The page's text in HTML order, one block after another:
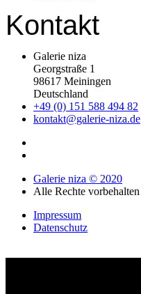
Kontakt
Galerie niza
Georgstraße 1
98617 Meiningen
Deutschland
+49 (0) 151 588 494 82
kontakt@galerie-niza.de
Galerie niza © 2020
Alle Rechte vorbehalten
Impressum
Datenschutz